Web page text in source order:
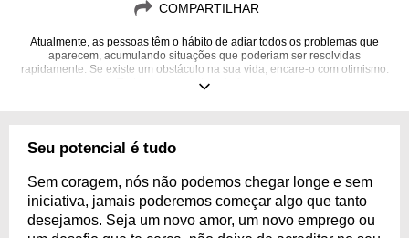
COMPARTILHAR
Atualmente, as pessoas têm o hábito de adiar todos os problemas que
aparecem, acumulando situações que poderiam ser resolvidas
rapidamente. Se existe um obstáculo na sua vida, encare-o com otimismo.
Tudo o que acontece te faz crescer.
Seu potencial é tudo
Sem coragem, nós não podemos chegar longe e sem
iniciativa, jamais poderemos começar algo que tanto
desejamos. Seja um novo amor, um novo emprego ou